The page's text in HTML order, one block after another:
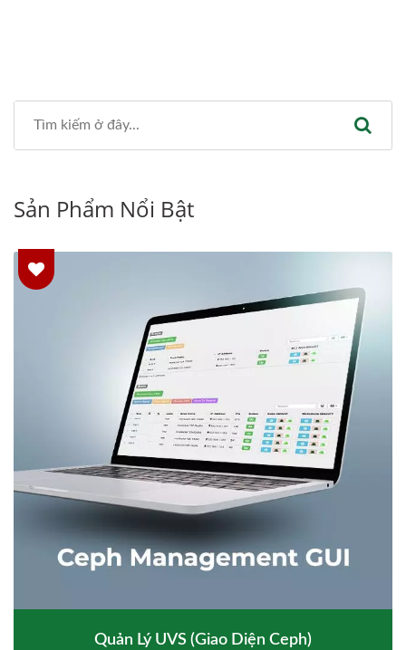
Sản Phẩm Nổi Bật
Quản Lý UVS (Giao Diện Ceph)